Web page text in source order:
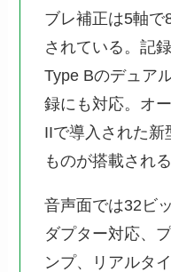
ブレ補正は5軸で
されている。記
Type Bのデュア
録にも対応。オ
IIで導入された新
ものが搭載され
音声面では32ビ
ダプター対応、
ンプ、リアルタ